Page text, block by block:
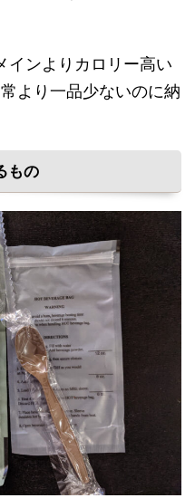
インよりカロリー高い
より一品少ないのに納
もの